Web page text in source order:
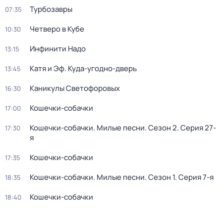
07:35 Турбозавры
10:30 Четверо в Кубе
13:15 Инфинити Надо
13:45 Катя и Эф. Куда-угодно-дверь
16:30 Каникулы Светофоровых
17:00 Кошечки-собачки
17:30 Кошечки-собачки. Милые песни. Сезон 2. Серия 27-
я
17:35 Кошечки-собачки
18:35 Кошечки-собачки. Милые песни. Сезон 1. Серия 7-я
18:40 Кошечки-собачки